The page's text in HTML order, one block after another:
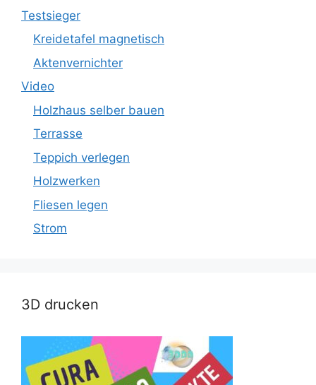
Testsieger
Kreidetafel magnetisch
Aktenvernichter
Video
Holzhaus selber bauen
Terrasse
Teppich verlegen
Holzwerken
Fliesen legen
Strom
3D drucken